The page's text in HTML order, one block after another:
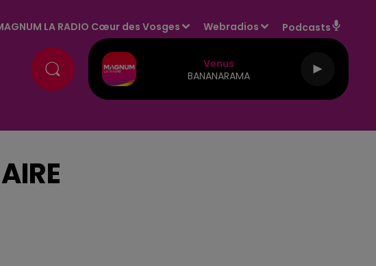
LA RADIO Cœur des Vosges Webradios Podcasts
Venus
BANANARAMA